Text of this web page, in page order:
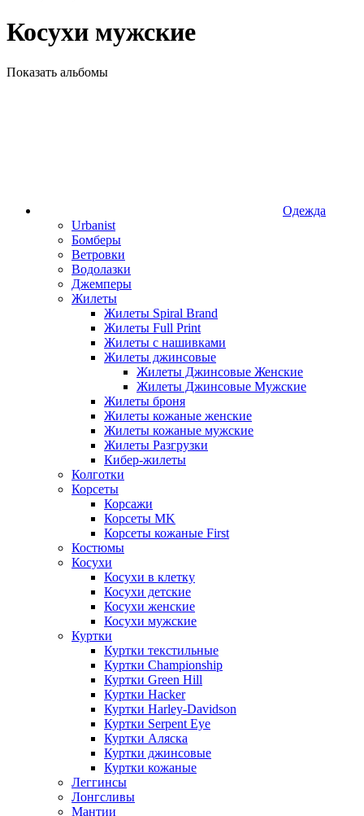
Косухи мужские
Показать альбомы
Одежда
Urbanist
Бомберы
Ветровки
Водолазки
Джемперы
Жилеты
Жилеты Spiral Brand
Жилеты Full Print
Жилеты с нашивками
Жилеты джинсовые
Жилеты Джинсовые Женские
Жилеты Джинсовые Мужские
Жилеты броня
Жилеты кожаные женские
Жилеты кожаные мужские
Жилеты Разгрузки
Кибер-жилеты
Колготки
Корсеты
Корсажи
Корсеты MK
Корсеты кожаные First
Костюмы
Косухи
Косухи в клетку
Косухи детские
Косухи женские
Косухи мужские
Куртки
Куртки текстильные
Куртки Championship
Куртки Green Hill
Куртки Hacker
Куртки Harley-Davidson
Куртки Serpent Eye
Куртки Аляска
Куртки джинсовые
Куртки кожаные
Леггинсы
Лонгсливы
Мантии